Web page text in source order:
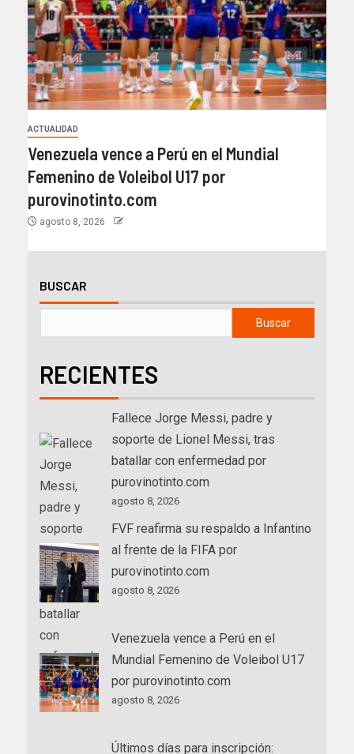
ACTUALIDAD
Venezuela vence a Perú en el Mundial
Femenino de Voleibol U17 por
purovinotinto.com
agosto 8, 2026
BUSCAR
Buscar
RECIENTES
Fallece Jorge Messi, padre y
soporte de Lionel Messi, tras
batallar con enfermedad por
purovinotinto.com
agosto 8, 2026
FVF reafirma su respaldo a Infantino
al frente de la FIFA por
purovinotinto.com
agosto 8, 2026
Venezuela vence a Perú en el
Mundial Femenino de Voleibol U17
por purovinotinto.com
agosto 8, 2026
Últimos días para inscripción: